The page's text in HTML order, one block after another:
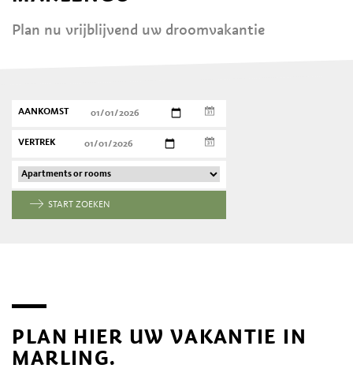
Plan nu vrijblijvend uw droomvakantie
AANKOMST
VERTREK
START ZOEKEN
PLAN HIER UW VAKANTIE IN
MARLING.